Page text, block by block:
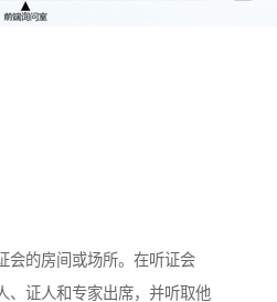
会的房间或场所。在听证会
、证人和专家出席，并听取他